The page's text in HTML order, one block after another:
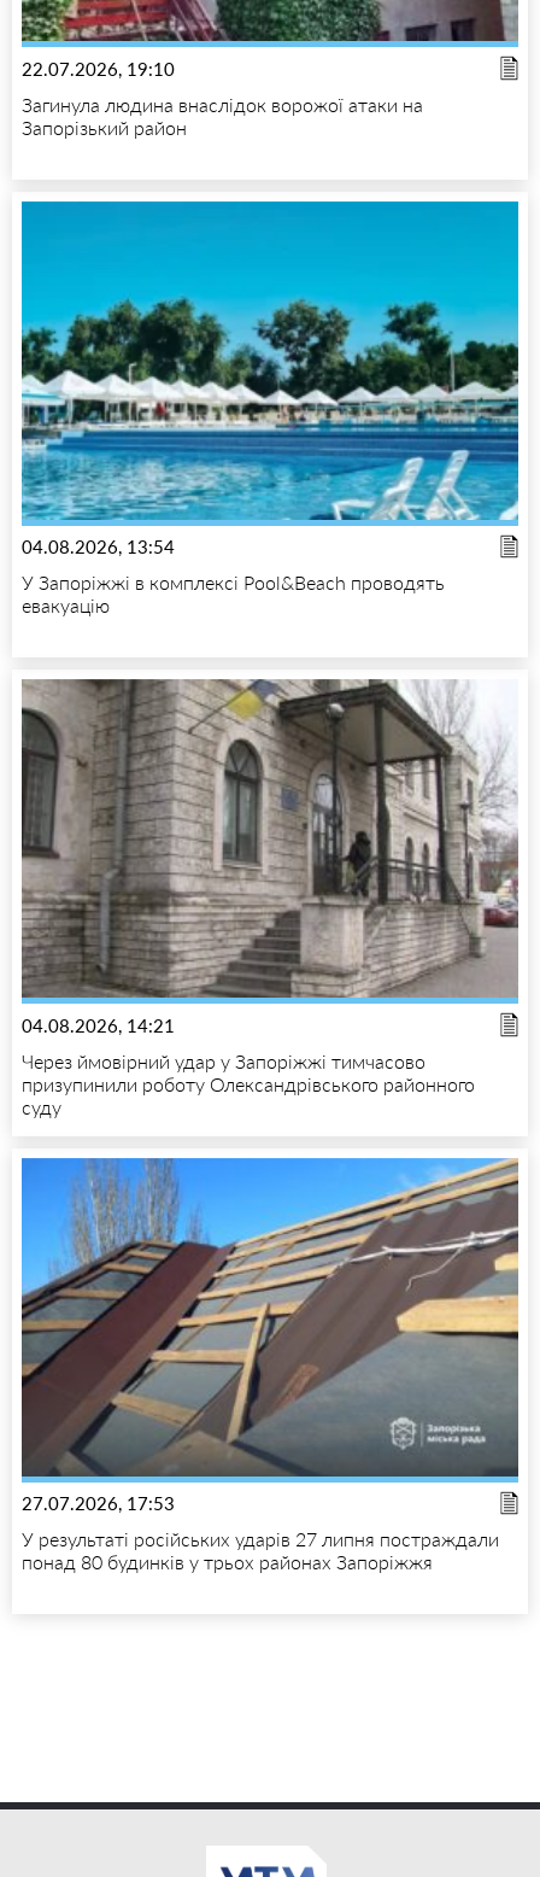
22.07.2026, 19:10
Загинула людина внаслідок ворожої атаки на
Запорізький район
04.08.2026, 13:54
У Запоріжжі в комплексі Pool&Beach проводять
евакуацію
04.08.2026, 14:21
Через ймовірний удар у Запоріжжі тимчасово
призупинили роботу Олександрівського районного
суду
27.07.2026, 17:53
У результаті російських ударів 27 липня постраждали
понад 80 будинків у трьох районах Запоріжжя